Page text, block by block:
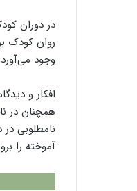
در دوران
روان کودک
وجود
افکار و
همچنان در
نامطلوبی
آموخته را